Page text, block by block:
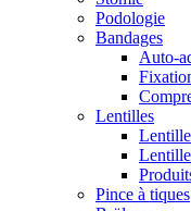
Podologie
Bandages
Auto-
Lentilles
Pince à tiques